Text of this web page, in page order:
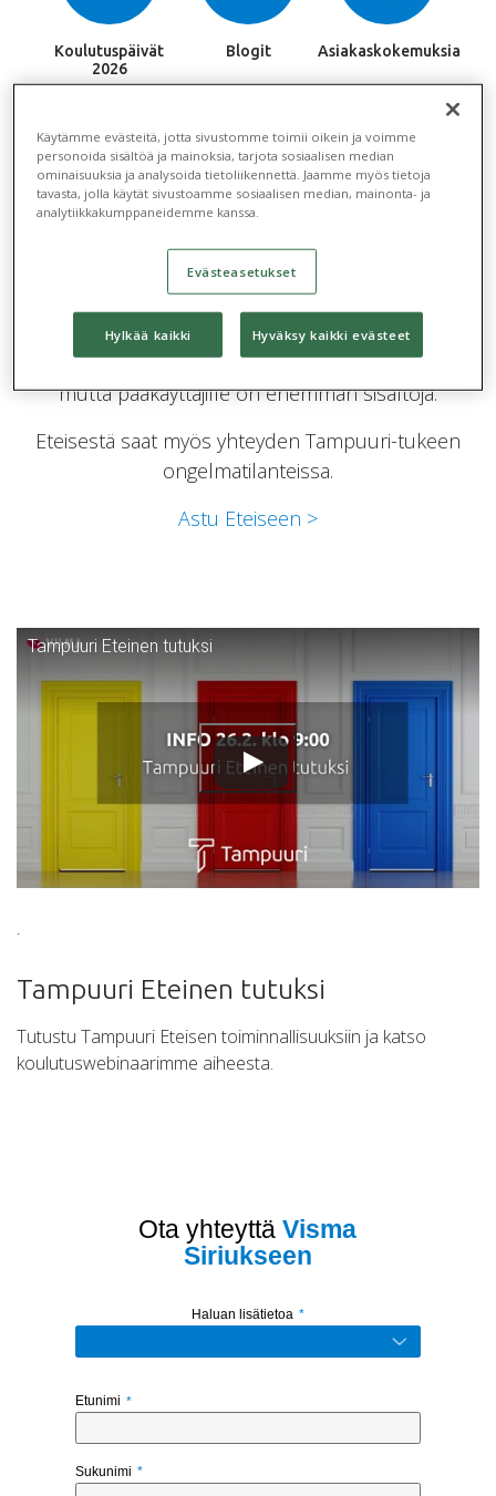
Koulutuspäivät
2026
Blogit Asiakaskokemuksia
Tampuuri Eteinen
Eteinen on Tampuuri-käyttäjien oma yhteisö, josta
löydät kätevästi ajankohtaiset tuoteuutiset,
käyttöohjeet ja parhaat vinkit Tampuurin käyttöön.
Eteiseen päivitetään myös viikoittain tieto
Tampuurin uusista ja korjatuista ominaisuuksista.
Eteinen on tarkoitettu kaikille Tampuurin käyttäjille,
mutta pääkäyttäjille on enemmän sisältöjä.
Eteisestä saat myös yhteyden Tampuuri-tukeen
ongelmatilanteissa.
Astu Eteiseen >
Tampuuri Eteinen tutuksi
Tampuuri Eteinen tutuksi
Tutustu Tampuuri Eteisen toiminnallisuuksiin ja katso
koulutuswebinaarimme aiheesta.
Käytämme evästeitä, jotta sivustomme toimii oikein ja voimme
personoida sisältöä ja mainoksia, tarjota sosiaalisen median
ominaisuuksia ja analysoida tietoliikennettä. Jaamme myös tietoja
tavasta, jolla käytät sivustoamme sosiaalisen median, mainonta- ja
analytiikkakumppaneidemme kanssa.
Evästeasetukset
Hylkää kaikki Hyväksy kaikki evästeet